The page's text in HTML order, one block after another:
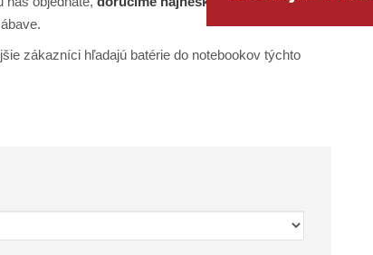
zákazníci hľadajú batérie do notebookov týchto